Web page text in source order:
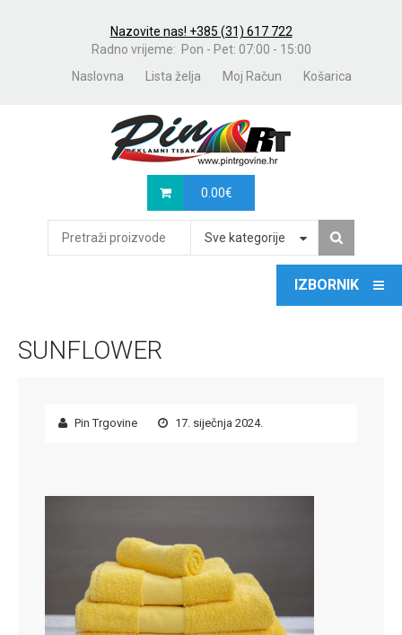
Nazovite nas! +385 (31) 617 722
Radno vrijeme: Pon - Pet: 07:00 - 15:00
Naslovna
Lista želja Moj Račun Košarica
0.00€
Sve kategorije
SUNFLOWER
Pin Trgovine 17. siječnja 2024.